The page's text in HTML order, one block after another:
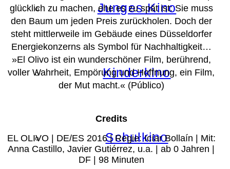
Junges Kino
Kinderkino
Schulkino
glücklich zu machen, ehe es zu spät ist: Sie muss
den Baum um jeden Preis zurückholen. Doch der
steht mittlerweile im Gebäude eines Düsseldorfer
Energiekonzerns als Symbol für Nachhaltigkeit…
»El Olivo ist ein wunderschöner Film, berührend,
voller Wahrheit, Empörung und Hoffnung, ein Film,
der Mut macht.« (Público)
Credits
EL OLIVO | DE/ES 2016 | Regie: Icíar Bollaín | Mit:
Anna Castillo, Javier Gutiérrez, u.a. | ab 0 Jahren |
DF | 98 Minuten